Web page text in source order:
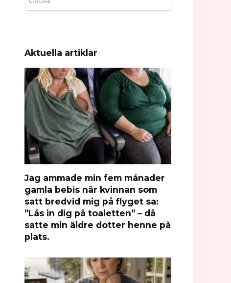
Aktuella artiklar
Jag ammade min fem månader
gamla bebis när kvinnan som
satt bredvid mig på flyget sa:
”Lås in dig på toaletten” – då
satte min äldre dotter henne på
plats.